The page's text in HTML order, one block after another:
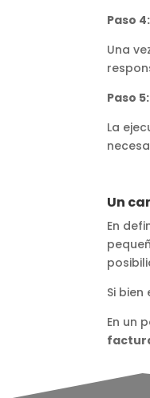
Paso
Una
Paso
La
Un
En
Si
En un